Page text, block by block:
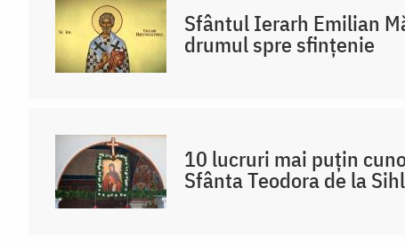
Sfântul Ierarh Emilian
drumul spre sfințenie
10 lucruri mai puțin
Sfânta Teodora de la